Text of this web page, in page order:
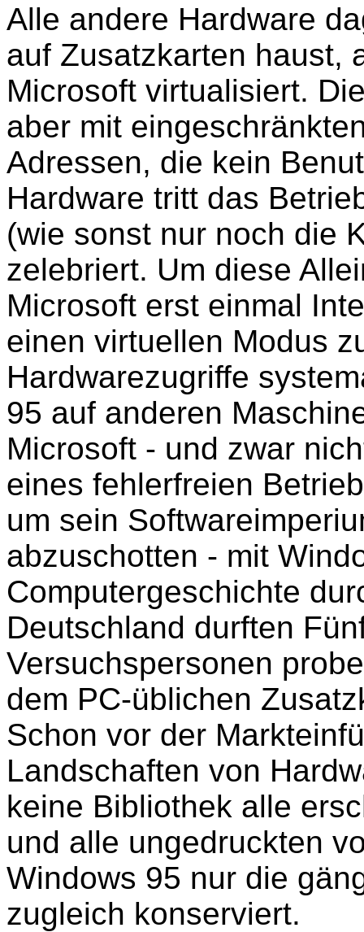
Alle andere Hardware
auf Zusatzkarten haust,
Microsoft virtualisiert.
aber mit
Adressen, die kein
Hardware tritt das
(wie sonst nur noch die
zelebriert. Um diese
Microsoft erst einmal
einen virtuellen Modus
Hardwarezugriffe
95 auf anderen
Microsoft - und zwar
eines fehlerfreien
um sein
abzuschotten - mit
Computergeschichte
Deutschland durften
Versuchspersonen
dem PC-üblichen
Schon vor der
Landschaften von
keine Bibliothek alle
und alle ungedruckten
Windows 95 nur die
zugleich konserviert.